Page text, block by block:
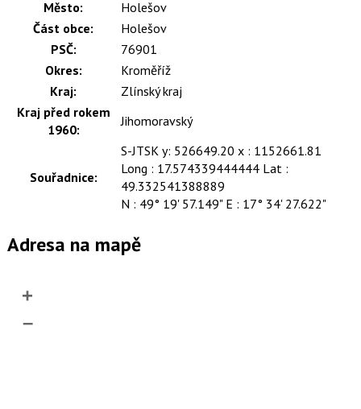
Město:
Holešov
Část obce:
Holešov
PSČ:
76901
Okres:
Kroměříž
Kraj:
Zlínský kraj
Kraj před rokem
1960:
Jihomoravský
Souřadnice:
S-JTSK y: 526649.20 x : 1152661.81
Long : 17.574339444444 Lat :
49.332541388889
N : 49° 19' 57.149" E : 17° 34' 27.622"
Adresa na mapě
+
–